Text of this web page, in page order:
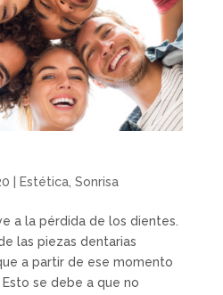
Estética, Sonrisa
a la pérdida de los dientes.
las piezas dentarias
a partir de ese momento
se debe a que no